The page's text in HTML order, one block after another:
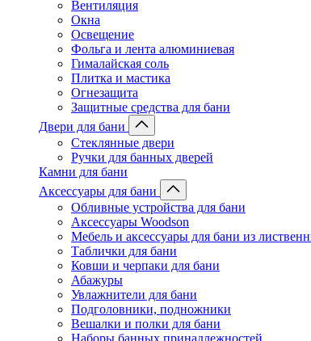
Вентиляция
Окна
Освещение
Фольга и лента алюминиевая
Гималайская соль
Плитка и мастика
Огнезащита
Защитные средства для бани
Двери для бани
Стеклянные двери
Ручки для банных дверей
Камни для бани
Аксессуары для бани
Обливные устройства для бани
Аксессуары Woodson
Мебель и аксессуары для бани из
Таблички для бани
Ковши и черпаки для бани
Абажуры
Увлажнители для бани
Подголовники, подножники
Вешалки и полки для бани
Наборы банных принадлежностей